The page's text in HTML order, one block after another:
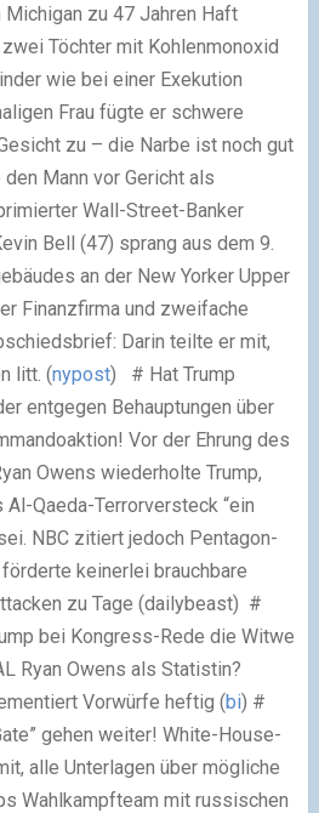
Michigan zu 47 Jahren Haft
Töchter mit Kohlenmonoxid
wie bei einer Exekution
Frau fügte er schwere
zu – die Narbe ist noch gut
Mann vor Gericht als
Wall-Street-Banker
Bell (47) sprang aus dem 9.
an der New Yorker Upper
Finanzfirma und zweifache
Darin teilte er mit,
litt. (nypost)
# Hat Trump
entgegen Behauptungen über
Vor der Ehrung des
Owens wiederholte Trump,
Qaeda-Terrorversteck “ein
NBC zitiert jedoch Pentagon-
keinerlei brauchbare
zu Tage (dailybeast) #
bei Kongress-Rede die Witwe
Ryan Owens als Statistin?
Vorwürfe heftig (bi) #
gehen weiter! White-House-
alle Unterlagen über mögliche
Wahlkampfteam mit russischen